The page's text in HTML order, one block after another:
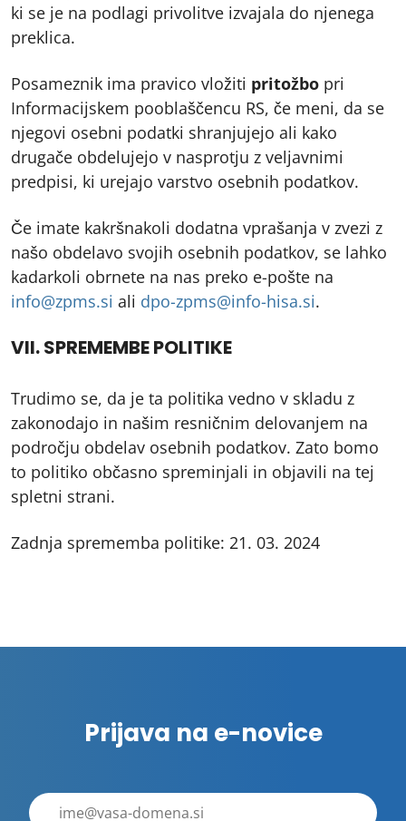
ki se je na podlagi privolitve izvajala do njenega
preklica.
Posameznik ima pravico vložiti pritožbo pri
Informacijskem pooblaščencu RS, če meni, da se
njegovi osebni podatki shranjujejo ali kako
drugače obdelujejo v nasprotju z veljavnimi
predpisi, ki urejajo varstvo osebnih podatkov.
Če imate kakršnakoli dodatna vprašanja v zvezi z
našo obdelavo svojih osebnih podatkov, se lahko
kadarkoli obrnete na nas preko e-pošte na
info@zpms.si ali dpo-zpms@info-hisa.si.
VII. SPREMEMBE POLITIKE
Trudimo se, da je ta politika vedno v skladu z
zakonodajo in našim resničnim delovanjem na
področju obdelav osebnih podatkov. Zato bomo
to politiko občasno spreminjali in objavili na tej
spletni strani.
Zadnja sprememba politike: 21. 03. 2024
Prijava na e-novice
E-